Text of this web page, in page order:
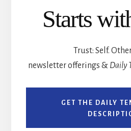
Starts
Trust: Self.
newsletter offerings & Daily
GET THE DAILY